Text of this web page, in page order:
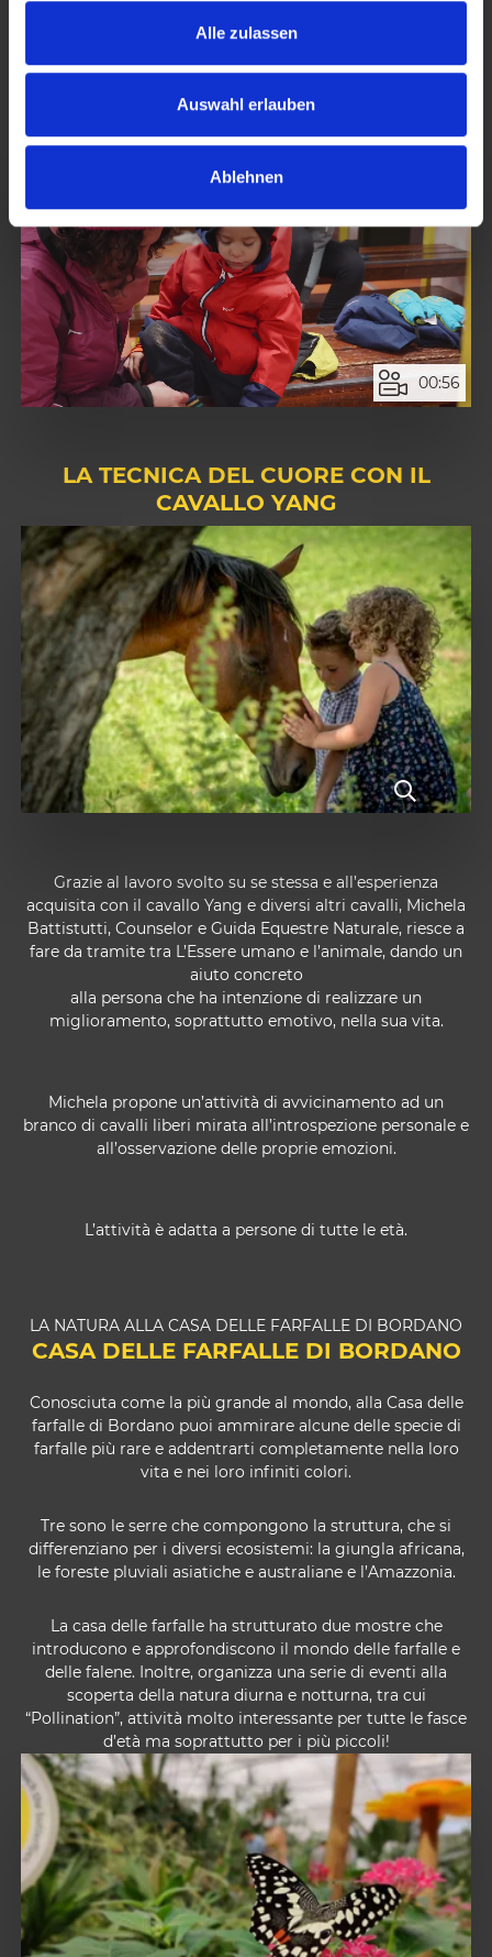
Alle zulassen
Auswahl erlauben
Ablehnen
le vostre aspettative.
00:56
LA TECNICA DEL CUORE CON IL
CAVALLO YANG
Grazie al lavoro svolto su se stessa e all’esperienza
acquisita con il cavallo Yang e diversi altri cavalli, Michela
Battistutti, Counselor e Guida Equestre Naturale, riesce a
fare da tramite tra L’Essere umano e l’animale, dando un
aiuto concreto
alla persona che ha intenzione di realizzare un
miglioramento, soprattutto emotivo, nella sua vita.
Michela propone un’attività di avvicinamento ad un
branco di cavalli liberi mirata all’introspezione personale e
all’osservazione delle proprie emozioni.
L’attività è adatta a persone di tutte le età.
LA NATURA ALLA CASA DELLE FARFALLE DI BORDANO
CASA DELLE FARFALLE DI BORDANO
Conosciuta come la più grande al mondo, alla Casa delle
farfalle di Bordano puoi ammirare alcune delle specie di
farfalle più rare e addentrarti completamente nella loro
vita e nei loro infiniti colori.
Tre sono le serre che compongono la struttura, che si
differenziano per i diversi ecosistemi: la giungla africana,
le foreste pluviali asiatiche e australiane e l’Amazzonia.
La casa delle farfalle ha strutturato due mostre che
introducono e approfondiscono il mondo delle farfalle e
delle falene. Inoltre, organizza una serie di eventi alla
scoperta della natura diurna e notturna, tra cui
“Pollination”, attività molto interessante per tutte le fasce
d’età ma soprattutto per i più piccoli!